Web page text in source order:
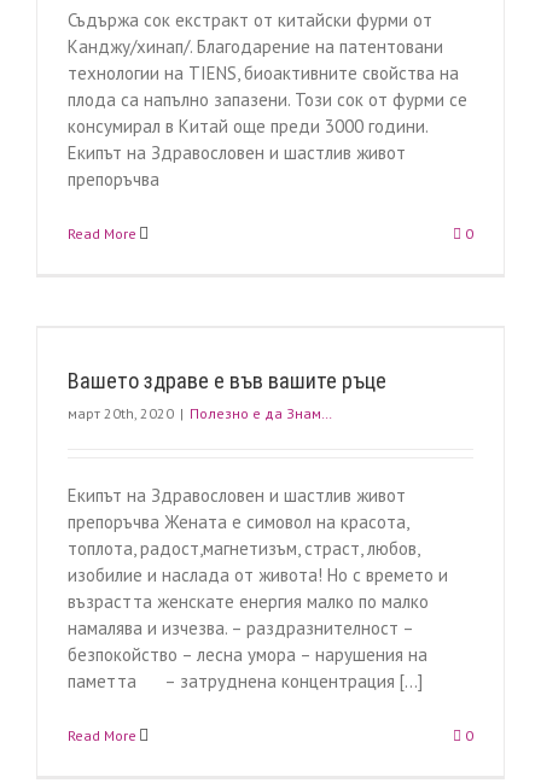
Съдържа сок екстракт от китайски фурми от
Канджу/хинап/. Благодарение на патентовани
технологии на TIENS, биоактивните свойства на
плода са напълно запазени. Този сок от фурми се
консумирал в Китай още преди 3000 години.
Екипът на Здравословен и шастлив живот
препоръчва
Read More 0
Вашето здраве е във вашите ръце
март 20th, 2020 | Полезно е да Знам…
Екипът на Здравословен и шастлив живот
препоръчва Жената е симовол на красота,
топлота, радост,магнетизъм, страст, любов,
изобилие и наслада от живота! Но с времето и
възрастта женскате енергия малко по малко
намалява и изчезва. – раздразнителност –
безпокойство – лесна умора – нарушения на
паметта – затруднена концентрация [...]
Read More 0